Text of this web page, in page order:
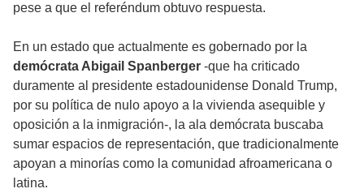
pese a que el referéndum obtuvo respuesta.
En un estado que actualmente es gobernado por la
demócrata Abigail Spanberger -que ha criticado
duramente al presidente estadounidense Donald Trump,
por su política de nulo apoyo a la vivienda asequible y
oposición a la inmigración-, la ala demócrata buscaba
sumar espacios de representación, que tradicionalmente
apoyan a minorías como la comunidad afroamericana o
latina.